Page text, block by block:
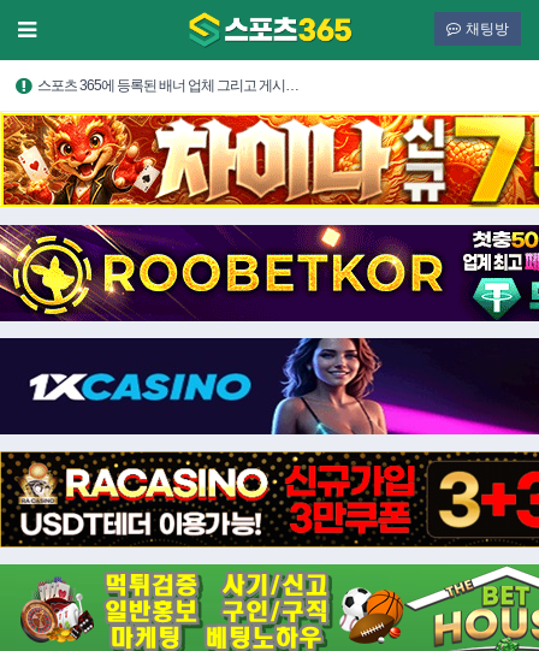
채팅방
스포츠 365에 등록된 배너 업체 그리고 게시…